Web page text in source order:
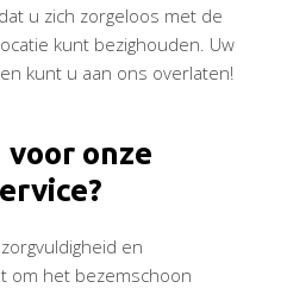
u zich zorgeloos met de
kunt bezighouden. Uw
kunt u aan ons overlaten!
voor onze
en
om het bezemschoon